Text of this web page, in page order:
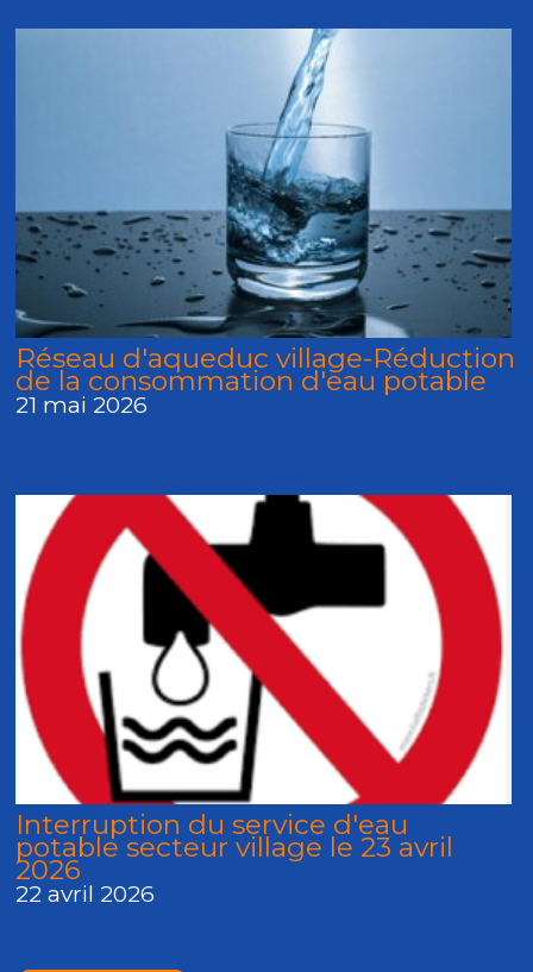
Réseau d'aqueduc village-Réduction
de la consommation d'eau potable
21 mai 2026
Interruption du service d'eau
potable secteur village le 23 avril
2026
22 avril 2026